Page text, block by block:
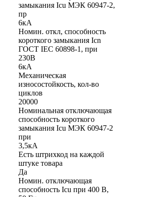
замыкания Icu МЭК 60947-2,
пр
6кА
Номин. откл, способность
короткого замыкания Icn
ГОСТ IEC 60898-1, при
230В
6кА
Механическая
износостойкость, кол-во
циклов
20000
Номинальная отключающая
способность короткого
замыкания Icu МЭК 60947-2
при
3,5кА
Есть штрихкод на каждой
штуке товара
Да
Номин. отключающая
способность Icu при 400 В,